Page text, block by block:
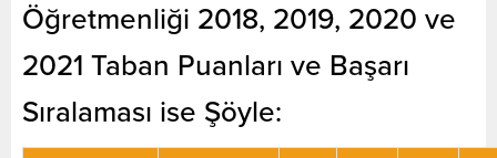
Öğretmenliği 2018, 2019, 2020 ve
2021 Taban Puanları ve Başarı
Sıralaması ise Şöyle: